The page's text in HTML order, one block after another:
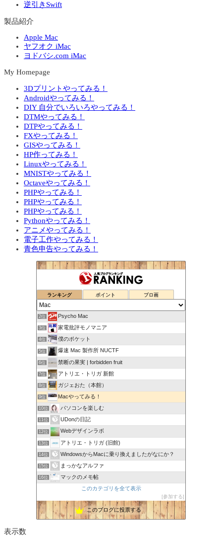
逆引きSwift
製品紹介
Apple Mac
ヤフオク iMac
ヨドバシ.com iMac
My Homepage
3Dプリントやってみる！
Androidやってみる！
DIY 自分でいろいろやってみる！
DTMやってみる！
DTPやってみる！
FXやってみる！
GISやってみる！
HP作ってみる！
Linuxやってみる！
MNISTやってみる！
Octaveやってみる！
PHPやってみる！
PHPやってみる！
PHPやってみる！
Pythonやってみる！
アニメやってみる！
電子工作やってみる！
青色申告やってみる！
ランキング ポイント ブロ画
2位 Psycho Mac
3位 家電批評モノマニア
4位 僕のポケット
5位 爆速 Mac 製作所 NUCTF
6位 禁断の果実 | forbidden fruit
7位 アトリエ・トリガ 新館
8位 ガジェおた（本館）
9位 Macやってみる！
10位 パソコンを楽しむ
11位 UDonの日記
12位 Webデザインラボ
13位 アトリエ・トリガ (旧館)
14位 WindowsからMacに乗り換えましたがなにか？
15位 まっかなアルファ
16位
マックのメモ帖
このカテゴリを全て表示
参加する
このブログに投票する
表示数